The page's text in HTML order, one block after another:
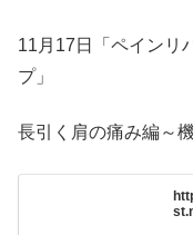
11月17日「ペインリ
プ」
長引く肩の痛み編～